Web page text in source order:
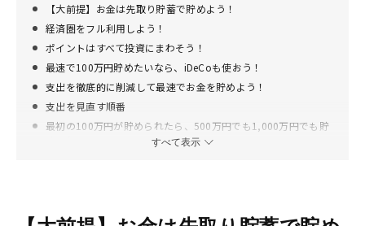
【大前提】お金は先取り貯蓄で貯めよう！
経済圏をフル利用しよう！
ポイントはすべて投資にまわそう！
最速で100万円貯めたいなら、iDeCoも使おう！
支出を徹底的に削減して最速でお金を貯めよう！
支出を見直す順番
最初の100万円が貯められたら、500万円でも1,000万円でも貯
すべて表示